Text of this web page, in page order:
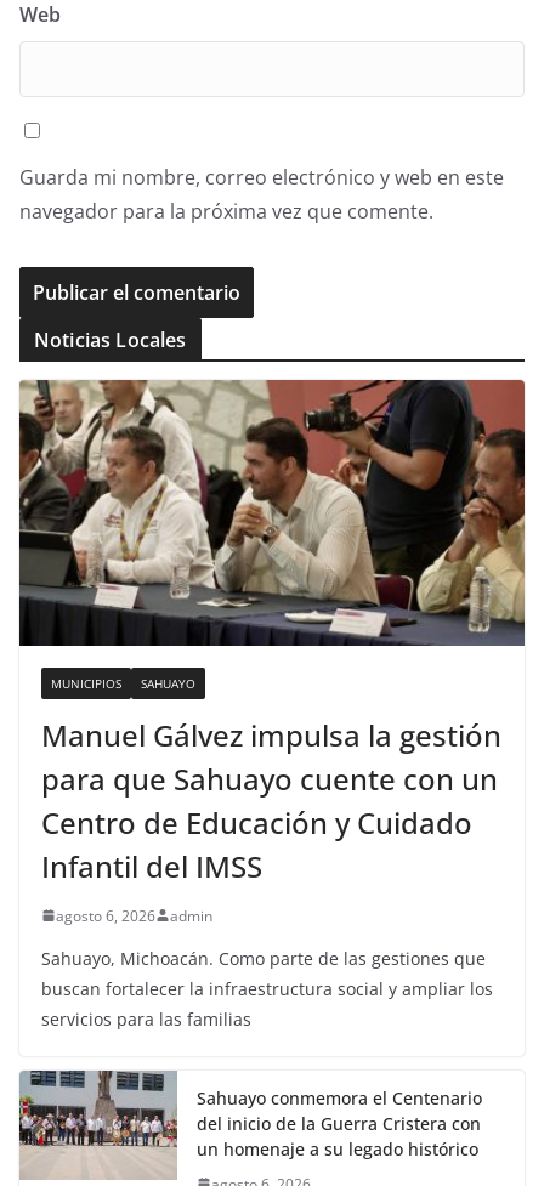
Web
Guarda mi nombre, correo electrónico y web en este
navegador para la próxima vez que comente.
Noticias Locales
MUNICIPIOS SAHUAYO
Manuel Gálvez impulsa la gestión
para que Sahuayo cuente con un
Centro de Educación y Cuidado
Infantil del IMSS
agosto 6, 2026 admin
Sahuayo, Michoacán. Como parte de las gestiones que
buscan fortalecer la infraestructura social y ampliar los
servicios para las familias
Sahuayo conmemora el Centenario
del inicio de la Guerra Cristera con
un homenaje a su legado histórico